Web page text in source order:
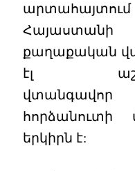
քաղաքական
էլ
վտանգավոր
հորձանուտի
երկիրն է: